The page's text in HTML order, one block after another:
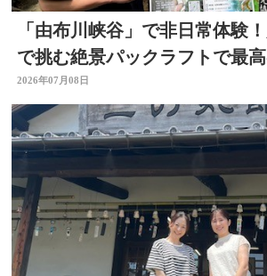
「由布川峡谷」で非日常体験
で挑む絶景パックラフトで最
ろう
2026年07月08日